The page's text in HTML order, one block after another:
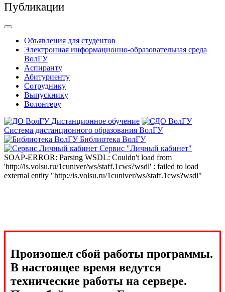
Публикации
Объявления для студентов
Электронная информационно-образовательная среда
ВолГУ
Аспиранту
Абитуриенту
Сотруднику
Выпускнику
Волонтеру
Дистанционное обучение
Система дистанционного образования ВолГУ
Библиотека ВолГУ
Сервис "Личный кабинет"
SOAP-ERROR: Parsing WSDL: Couldn't load from
'http://is.volsu.ru/1cuniver/ws/staff.1cws?wsdl' : failed to load
external entity "http://is.volsu.ru/1cuniver/ws/staff.1cws?wsdl"
Произошел сбой работы программы.
В настоящее время ведутся
технические работы на сервере.